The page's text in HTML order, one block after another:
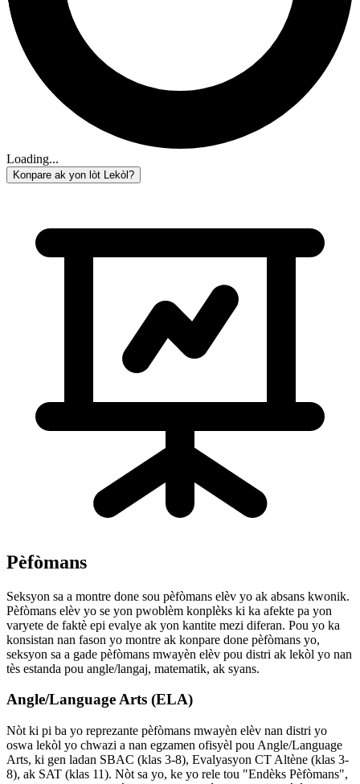
Loading...
Konpare ak yon lòt Lekòl?
Pèfòmans
Seksyon sa a montre done sou pèfòmans elèv yo ak absans kwonik.
Pèfòmans elèv yo se yon pwoblèm konplèks ki ka afekte pa yon
varyete de faktè epi evalye ak yon kantite mezi diferan. Pou yo ka
konsistan nan fason yo montre ak konpare done pèfòmans yo,
seksyon sa a gade pèfòmans mwayèn elèv pou distri ak lekòl yo nan
tès estanda pou angle/langaj, matematik, ak syans.
Angle/Language Arts (ELA)
Nòt ki pi ba yo reprezante pèfòmans mwayèn elèv nan distri yo
oswa lekòl yo chwazi a nan egzamen ofisyèl pou Angle/Language
Arts, ki gen ladan SBAC (klas 3-8), Evalyasyon CT Altène (klas 3-
8), ak SAT (klas 11). Nòt sa yo, ke yo rele tou "Endèks Pèfòmans",